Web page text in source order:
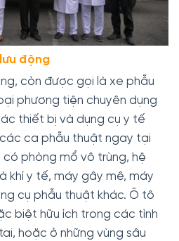
động
còn được gọi là xe phẫu
phương tiện chuyên dụng
thiết bị và dụng cụ y tế
ca phẫu thuật ngay tại
có phòng mổ vô trùng, hệ
khí y tế, máy gây mê, máy
cụ phẫu thuật khác. Ô tô
biệt hữu ích trong các tình
hoặc ở những vùng sâu